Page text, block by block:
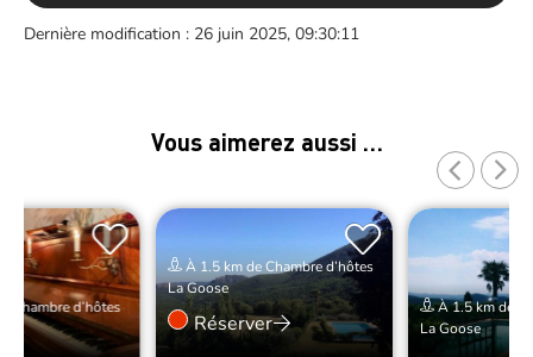
Dernière modification : 26 juin 2025, 09:30:11
Vous aimerez aussi …
Chambre d’hôtes
À 1.5 km de Chambre d’hôtes
La Goose
Réserver
À 1.5 km de
La Goose